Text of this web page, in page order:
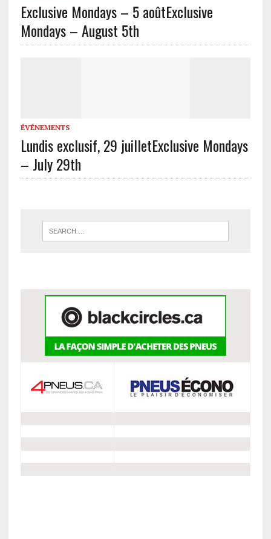
Exclusive Mondays – 5 aoûtExclusive
Mondays – August 5th
ÉVÉNEMENTS
Lundis exclusif, 29 juilletExclusive Mondays
– July 29th